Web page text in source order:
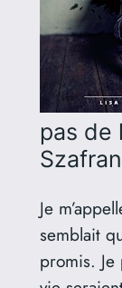
pas de
Je
semblait
promis.